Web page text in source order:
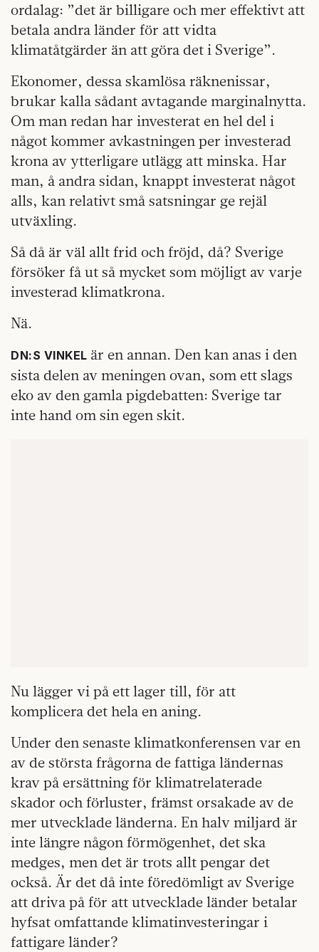
ordalag: ”det är billigare och mer effektivt att
betala andra länder för att vidta
klimatåtgärder än att göra det i Sverige”.
Ekonomer, dessa skamlösa räknenissar,
brukar kalla sådant avtagande marginalnytta.
Om man redan har investerat en hel del i
något kommer avkastningen per investerad
krona av ytterligare utlägg att minska. Har
man, å andra sidan, knappt investerat något
alls, kan relativt små satsningar ge rejäl
utväxling.
Så då är väl allt frid och fröjd, då? Sverige
försöker få ut så mycket som möjligt av varje
investerad klimatkrona.
Nä.
DN:S VINKEL är en annan. Den kan anas i den
sista delen av meningen ovan, som ett slags
eko av den gamla pigdebatten: Sverige tar
inte hand om sin egen skit.
Nu lägger vi på ett lager till, för att
komplicera det hela en aning.
Under den senaste klimatkonferensen var en
av de största frågorna de fattiga ländernas
krav på ersättning för klimatrelaterade
skador och förluster, främst orsakade av de
mer utvecklade länderna. En halv miljard är
inte längre någon förmögenhet, det ska
medges, men det är trots allt pengar det
också. Är det då inte föredömligt av Sverige
att driva på för att utvecklade länder betalar
hyfsat omfattande klimatinvesteringar i
fattigare länder?